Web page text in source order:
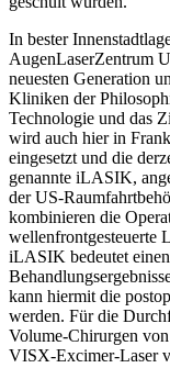
In bester
AugenLaserZentrum
neuesten Generation
Kliniken der
Technologie und das
wird auch hier in
eingesetzt und die
genannte iLASIK,
der US-
kombinieren die
wellenfrontgesteuerte
iLASIK bedeutet
kann hiermit die
werden. Für die
Volume-Chirurgen
VISX-Excimer-Laser